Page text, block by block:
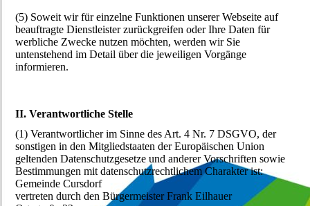
(5) Soweit wir für einzelne Funktionen unserer Webseite auf
beauftragte Dienstleister zurückgreifen oder Ihre Daten für
werbliche Zwecke nutzen möchten, werden wir Sie
untenstehend im Detail über die jeweiligen Vorgänge
informieren.
II. Verantwortliche Stelle
(1) Verantwortlicher im Sinne des Art. 4 Nr. 7 DSGVO, der
sonstigen in den Mitgliedstaaten der Europäischen Union
geltenden Datenschutzgesetze und anderer Vorschriften sowie
Bestimmungen mit datenschutzrechtlichem Charakter ist:
Gemeinde Cursdorf
vertreten durch den Bürgermeister Frank Eilhauer